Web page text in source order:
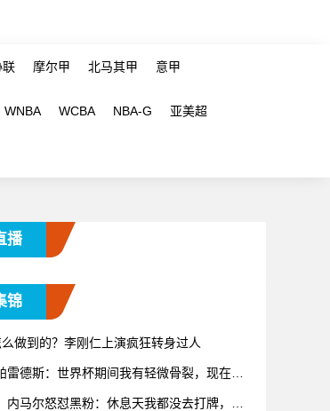
联 摩尔甲 北马其甲 意甲
WNBA WCBA NBA-G 亚美超
播
锦
做到的？李刚仁上演疯狂转身过人
雷德斯：世界杯期间我有轻微骨裂，现在好
内马尔怒怼黑粉：休息天我都没去打牌，别